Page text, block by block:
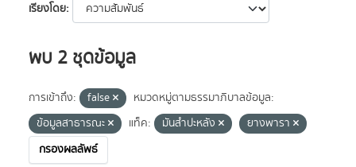
เรียงโดย
พบ 2 ชุดข้อมูล
การเข้าถึง: false
หมวดหมู่ตามธรรมาภิบาลข้อมูล:
ข้อมูลสาธารณะ
แท็ค: มันสำปะหลัง
ยางพารา
กรองผลลัพธ์